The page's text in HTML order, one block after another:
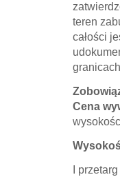
teren
całości
Cena
I